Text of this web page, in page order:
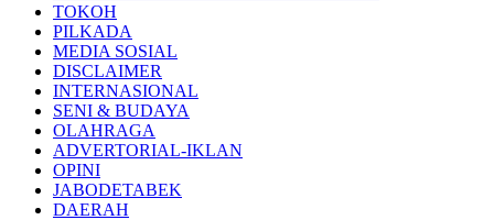
TOKOH
PILKADA
MEDIA SOSIAL
DISCLAIMER
INTERNASIONAL
SENI & BUDAYA
OLAHRAGA
ADVERTORIAL-IKLAN
OPINI
JABODETABEK
DAERAH